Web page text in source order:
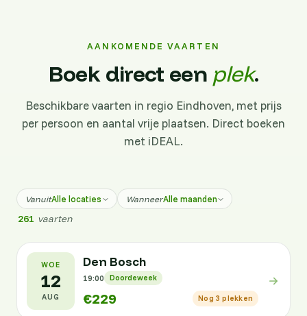
AANKOMENDE VAARTEN
Boek direct een plek.
Beschikbare vaarten in regio Eindhoven, met prijs
per persoon en aantal vrije plaatsen. Direct boeken
met iDEAL.
VanuitAlle locaties WanneerAlle maanden
261 vaarten
WOE
12
AUG
Den Bosch
19:00 Doordeweek
€229 Nog 3 plekken